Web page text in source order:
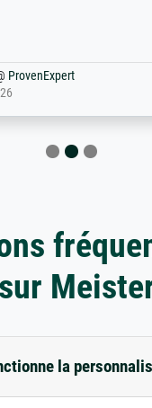
ProvenExpert
la